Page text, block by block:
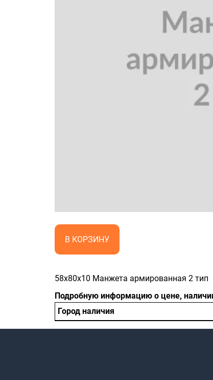
В КОРЗИНУ
58x80x10 Манжета армированная 2 тип
Подробную информацию о цене,
Город наличия